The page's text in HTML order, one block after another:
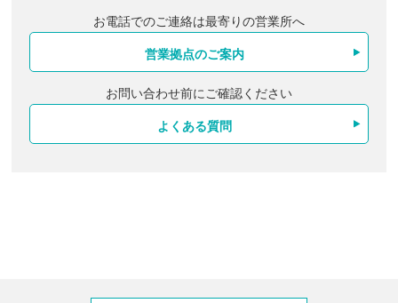
お電話でのご連絡は最寄りの営業所へ
営業拠点のご案内
お問い合わせ前にご確認ください
よくある質問